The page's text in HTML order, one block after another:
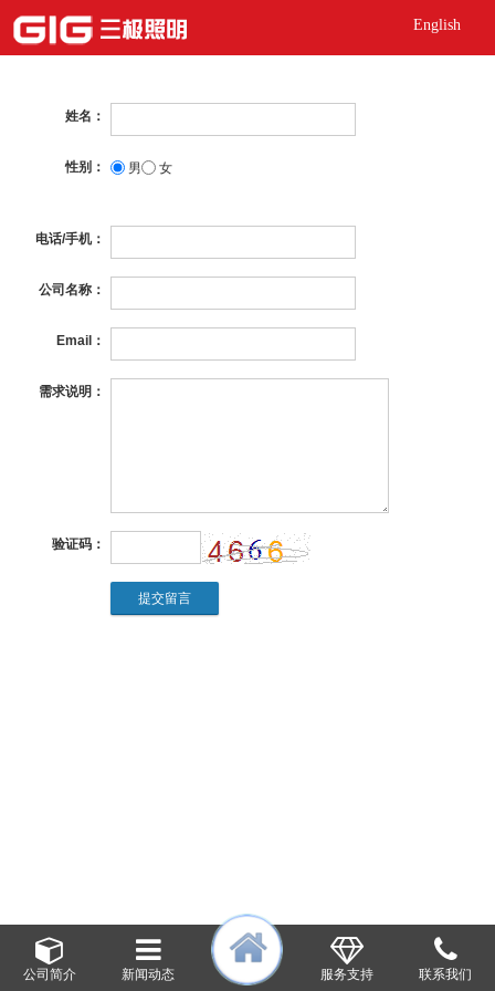
English
姓名：
性别： 男 女
电话/手机：
公司名称：
Email：
需求说明：
验证码：
公司简介 新闻动态 服务支持 联系我们